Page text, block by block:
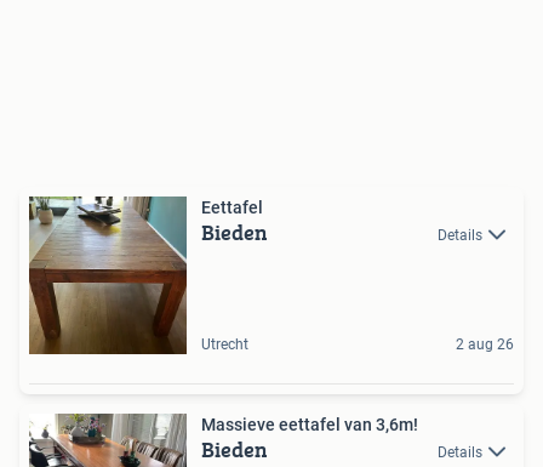
Eettafel
Bieden Details
Utrecht 2 aug 26
Massieve eettafel van 3,6m!
Bieden Details